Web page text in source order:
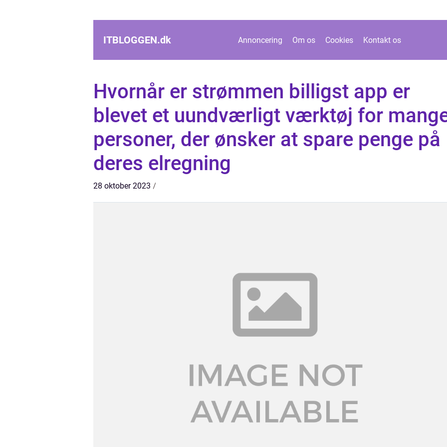
ITBLOGGEN.dk Annoncering Om os Cookies Kontakt os
Hvornår er strømmen billigst app er
blevet et uundværligt værktøj for
personer, der ønsker at spare penge på
deres elregning
28 oktober 2023